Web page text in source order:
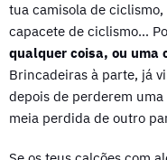
tua camisola de
capacete de ciclismo…
qualquer coisa, ou uma
Brincadeiras à parte, já
depois de perderem
meia perdida de outro